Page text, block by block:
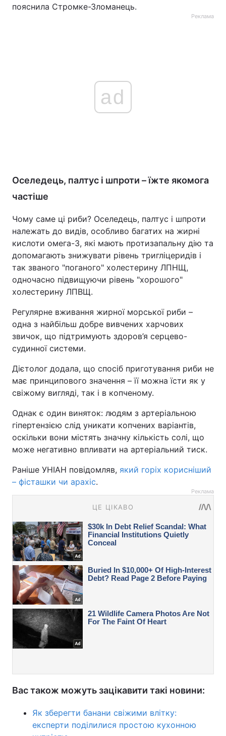
пояснила Стромке-Зломанець.
Реклама
ad
Оселедець, палтус і шпроти – їжте якомога
частіше
Чому саме ці риби? Оселедець, палтус і шпроти
належать до видів, особливо багатих на жирні
кислоти омега-3, які мають протизапальну дію та
допомагають знижувати рівень тригліцеридів і
так званого "поганого" холестерину ЛПНЩ,
одночасно підвищуючи рівень "хорошого"
холестерину ЛПВЩ.
Регулярне вживання жирної морської риби –
одна з найбільш добре вивчених харчових
звичок, що підтримують здоров’я серцево-
судинної системи.
Дієтолог додала, що спосіб приготування риби не
має принципового значення – її можна їсти як у
свіжому вигляді, так і в копченому.
Однак є один виняток: людям з артеріальною
гіпертензією слід уникати копчених варіантів,
оскільки вони містять значну кількість солі, що
може негативно впливати на артеріальний тиск.
Раніше УНІАН повідомляв, який горіх корисніший
– фісташки чи арахіс.
Реклама
Вас також можуть зацікавити такі новини:
Як зберегти банани свіжими влітку:
експерти поділилися простою кухонною